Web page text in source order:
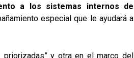
a los sistemas internos de
especial que le ayudará a
priorizadas” y otra en el marco del